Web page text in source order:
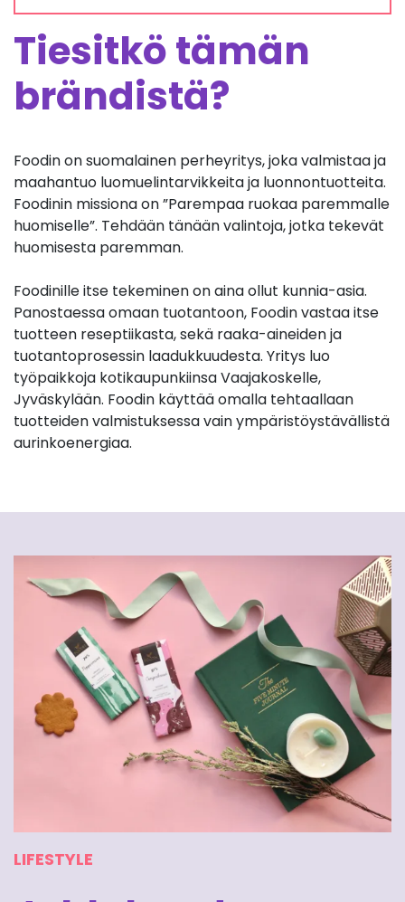
Tiesitkö tämän
brändistä?
Foodin on suomalainen perheyritys, joka valmistaa ja
maahantuo luomuelintarvikkeita ja luonnontuotteita.
Foodinin missiona on ”Parempaa ruokaa paremmalle
huomiselle”. Tehdään tänään valintoja, jotka tekevät
huomisesta paremman.
Foodinille itse tekeminen on aina ollut kunnia-asia.
Panostaessa omaan tuotantoon, Foodin vastaa itse
tuotteen reseptiikasta, sekä raaka-aineiden ja
tuotantoprosessin laadukkuudesta. Yritys luo
työpaikkoja kotikaupunkiinsa Vaajakoskelle,
Jyväskylään. Foodin käyttää omalla tehtaallaan
tuotteiden valmistuksessa vain ympäristöystävällistä
aurinkoenergiaa.
LIFESTYLE